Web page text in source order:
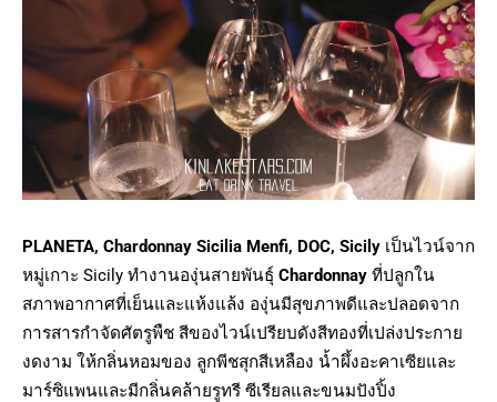
PLANETA, Chardonnay Sicilia Menfi, DOC, Sicily เป็นไวน์จาก
หมู่เกาะ Sicily ทำงานองุ่นสายพันธุ์ Chardonnay ที่ปลูกใน
สภาพอากาศที่เย็นและแห้งแล้ง องุ่นมีสุขภาพดีและปลอดจาก
การสารกำจัดศัตรูพืช สีของไวน์เปรียบดังสีทองที่เปล่งประกาย
งดงาม ให้กลิ่นหอมของ ลูกพีชสุกสีเหลือง น้ำผึ้งอะคาเซียและ
มาร์ซิแพนและมีกลิ่นคล้ายรูทรี ซีเรียลและขนมปังปิ้ง